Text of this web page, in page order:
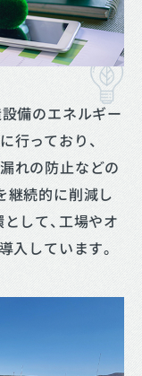
備のエネルギー
行っており、
れの防止などの
継続的に削減し
して、工場やオ
入しています。